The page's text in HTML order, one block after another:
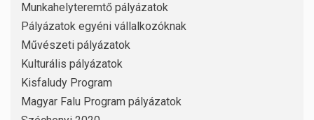
Munkahelyteremtő pályázatok
Pályázatok egyéni vállalkozóknak
Művészeti pályázatok
Kulturális pályázatok
Kisfaludy Program
Magyar Falu Program pályázatok